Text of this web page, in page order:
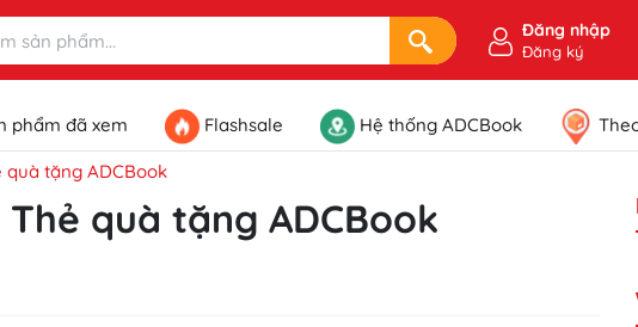
Đăng nhập
Đăng ký
phẩm đã xem Flashsale Hệ thống ADCBook
tặng ADCBook
quà tặng ADCBook